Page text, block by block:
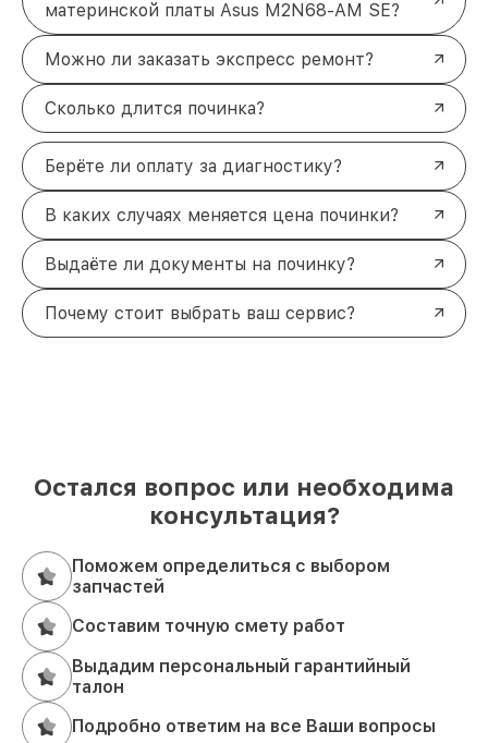
материнской платы Asus M2N68-AM SE?
Можно ли заказать экспресс ремонт?
Сколько длится починка?
Берёте ли оплату за диагностику?
В каких случаях меняется цена починки?
Выдаёте ли документы на починку?
Почему стоит выбрать ваш сервис?
Остался вопрос или необходима
консультация?
Поможем определиться с выбором
запчастей
Составим точную смету работ
Выдадим персональный гарантийный
талон
Подробно ответим на все Ваши вопросы